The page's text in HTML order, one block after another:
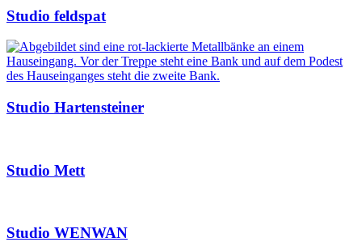
Studio feldspat
Studio Hartensteiner
Studio Mett
Studio WENWAN